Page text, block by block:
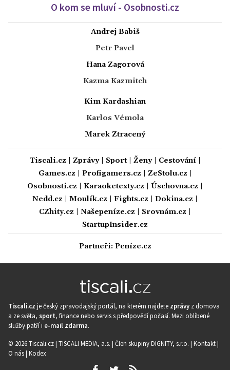
O kom se mluví - Osobnosti.cz
Andrej Babiš
Petr Pavel
Hana Zagorová
Kazma Kazmitch
Kim Kardashian
Karlos Vémola
Marek Ztracený
Tiscali.cz Zprávy| Sport| Ženy| Cestování|
Games.cz
Profigamers.cz ZeStolu.cz
Osobnosti.cz
Karaoketexty.cz Úschovna.cz
Nedd.cz
Moulík.cz Fights.cz Dokina.cz
CZhity.cz
Našepeníze.cz Srovnám.cz
StartupInsider.cz
Partneři: Peníze.cz
Tiscali.cz je český zpravodajský portál, na kterém najdete zprávy z domova
a ze světa, sport, finance nebo servis s předpovědí počasí. Mezi oblíbené
služby patří i e-mail zdarma.
© 2026 Tiscali.cz | TISCALI MEDIA, a.s. | Člen skupiny DIGNITY, s.r.o. | Kontakt|
O nás| Kodex